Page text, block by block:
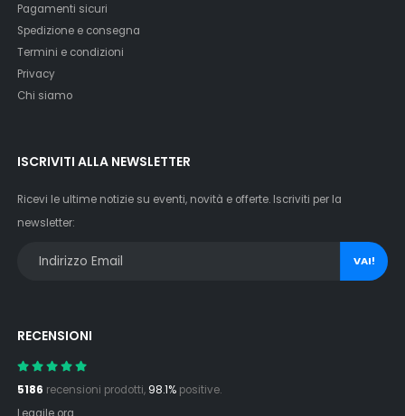
Pagamenti sicuri
Spedizione e consegna
Termini e condizioni
Privacy
Chi siamo
ISCRIVITI ALLA NEWSLETTER
Ricevi le ultime notizie su eventi, novità e offerte. Iscriviti per la
newsletter:
VAI!
RECENSIONI
5186 recensioni prodotti, 98.1% positive.